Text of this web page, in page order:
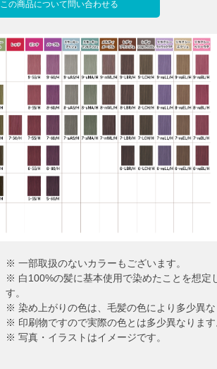
この商品について問い合わせる
※ 一部取扱のないカラーもございます。
※ 白100%の髪に基本使用で染めたことを想定
す。
※ 染め上がりの色は、毛髪の色により多少異
※ 印刷物ですので実際の色とは多少異なりま
※ 写真・イラストはイメージです。